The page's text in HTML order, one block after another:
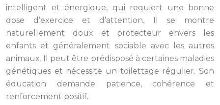
intelligent et énergique, qui requiert une bonne
dose d’exercice et d’attention. Il se montre
naturellement doux et protecteur envers les
enfants et généralement sociable avec les autres
animaux. Il peut être prédisposé à certaines maladies
génétiques et nécessite un toilettage régulier. Son
éducation demande patience, cohérence et
renforcement positif.